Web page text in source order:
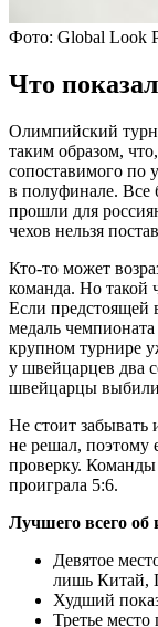
Фото: Global Look
Что
Олимпийский
таким образом,
сопоставимого по
в полуфинале. Все
прошли для
чехов нельзя
Кто-то может
команда. Но такой
Если предстоящей
медаль
крупном турнире
у швейцарцев два
швейцарцы
Не стоит забывать
не решал, поэтому
проверку.
проиграла 5:6.
Лучшего всего об
Девятое
лишь Китай,
Худший
Третье